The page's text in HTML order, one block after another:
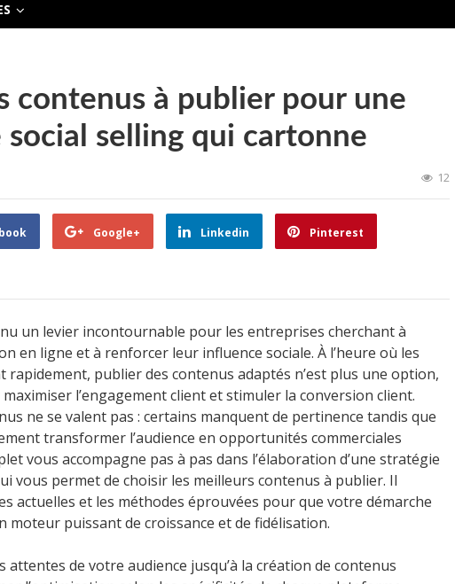
contenus à publier pour une
social selling qui cartonne
12
Google+ Linkedin Pinterest
un levier incontournable pour les entreprises cherchant à
en ligne et à renforcer leur influence sociale. À l’heure où les
rapidement, publier des contenus adaptés n’est plus une option,
l’engagement client et stimuler la conversion client.
ne se valent pas : certains manquent de pertinence tandis que
transformer l’audience en opportunités commerciales
vous accompagne pas à pas dans l’élaboration d’une stratégie
vous permet de choisir les meilleurs contenus à publier. Il
actuelles et les méthodes éprouvées pour que votre démarche
moteur puissant de croissance et de fidélisation.
attentes de votre audience jusqu’à la création de contenus